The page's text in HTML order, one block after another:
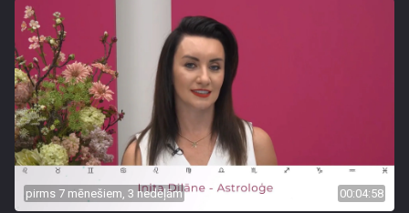
pirms 7 mēnešiem, 3 nedēļām 00:04:58